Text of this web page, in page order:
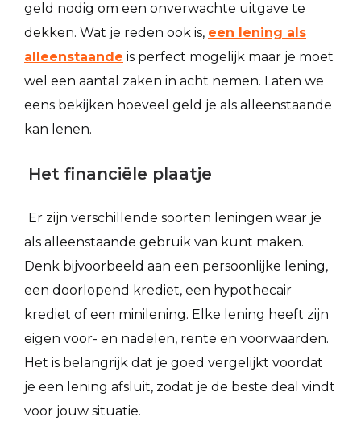
geld nodig om een onverwachte uitgave te
dekken. Wat je reden ook is, een lening als
alleenstaande is perfect mogelijk maar je moet
wel een aantal zaken in acht nemen. Laten we
eens bekijken hoeveel geld je als alleenstaande
kan lenen.
Het financiële plaatje
Er zijn verschillende soorten leningen waar je
als alleenstaande gebruik van kunt maken.
Denk bijvoorbeeld aan een persoonlijke lening,
een doorlopend krediet, een hypothecair
krediet of een minilening. Elke lening heeft zijn
eigen voor- en nadelen, rente en voorwaarden.
Het is belangrijk dat je goed vergelijkt voordat
je een lening afsluit, zodat je de beste deal vindt
voor jouw situatie.